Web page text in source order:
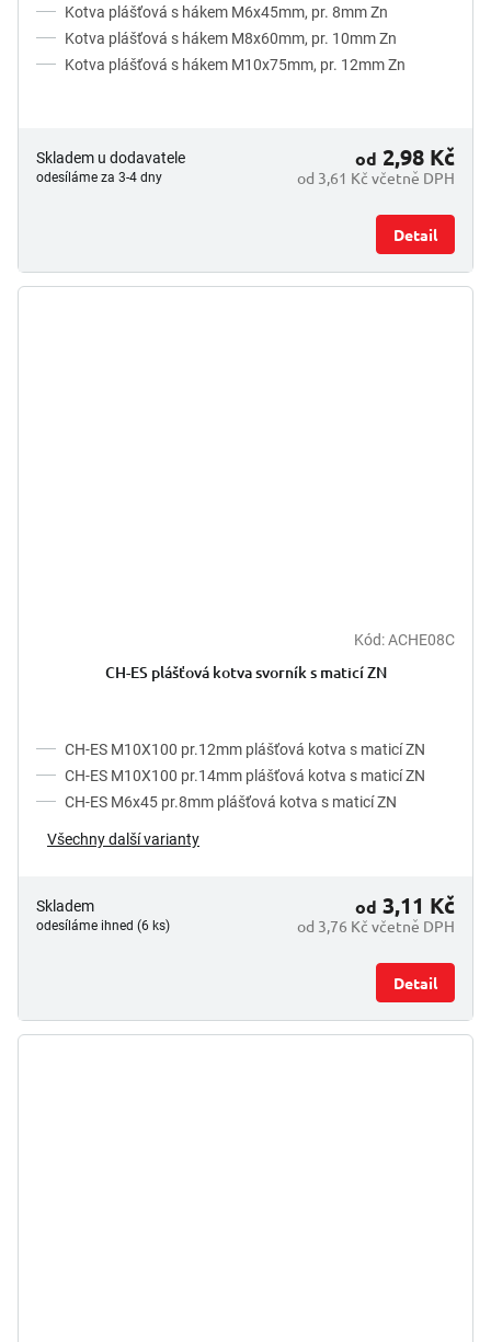
Kotva plášťová s hákem M6x45mm, pr. 8mm Zn
Kotva plášťová s hákem M8x60mm, pr. 10mm Zn
Kotva plášťová s hákem M10x75mm, pr. 12mm Zn
Skladem u dodavatele
odesíláme za 3-4 dny od 3,61 Kč včetně DPH
od 2,98 Kč
Detail
Kód:ACHE08C
CH-ES plášťová kotva svorník s maticí ZN
CH-ES M10X100 pr.12mm plášťová kotva s maticí ZN
CH-ES M10X100 pr.14mm plášťová kotva s maticí ZN
CH-ES M6x45 pr.8mm plášťová kotva s maticí ZN
Všechny další varianty
Skladem
odesíláme ihned (6 ks) od 3,76 Kč včetně DPH
od 3,11 Kč
Detail